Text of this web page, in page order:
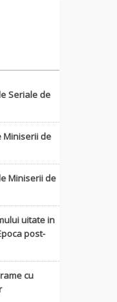
Seriale de
Miniserii de
Miniserii de
uitate in
post-
cu